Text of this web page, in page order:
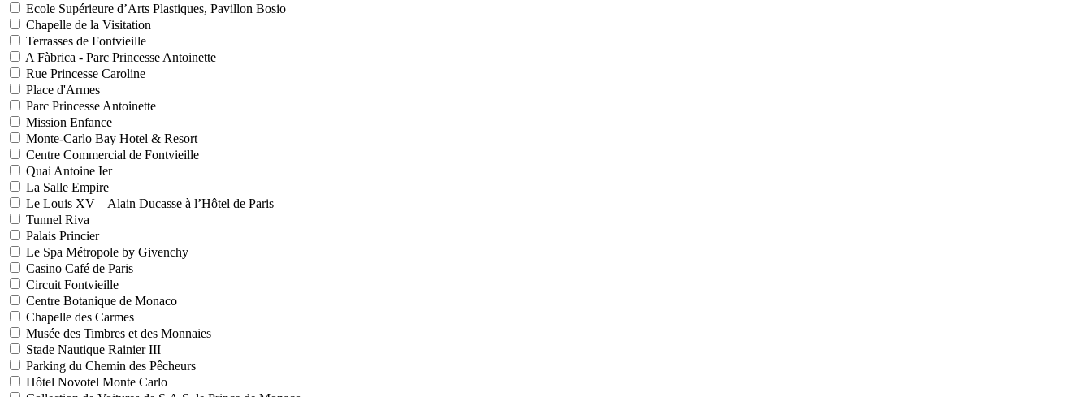
Ecole Supérieure d’Arts Plastiques, Pavillon Bosio
Chapelle de la Visitation
Terrasses de Fontvieille
A Fàbrica - Parc Princesse Antoinette
Rue Princesse Caroline
Place d'Armes
Parc Princesse Antoinette
Mission Enfance
Monte-Carlo Bay Hotel & Resort
Centre Commercial de Fontvieille
Quai Antoine Ier
La Salle Empire
Le Louis XV – Alain Ducasse à l’Hôtel de Paris
Tunnel Riva
Palais Princier
Le Spa Métropole by Givenchy
Casino Café de Paris
Circuit Fontvieille
Centre Botanique de Monaco
Chapelle des Carmes
Musée des Timbres et des Monnaies
Stade Nautique Rainier III
Parking du Chemin des Pêcheurs
Hôtel Novotel Monte Carlo